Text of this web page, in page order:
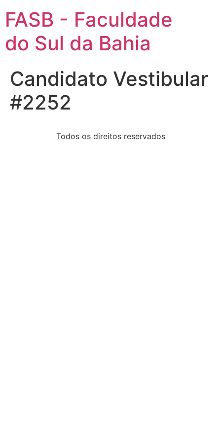
FASB - Faculdade
do Sul da Bahia
Candidato Vestibular
#2252
Todos os direitos reservados